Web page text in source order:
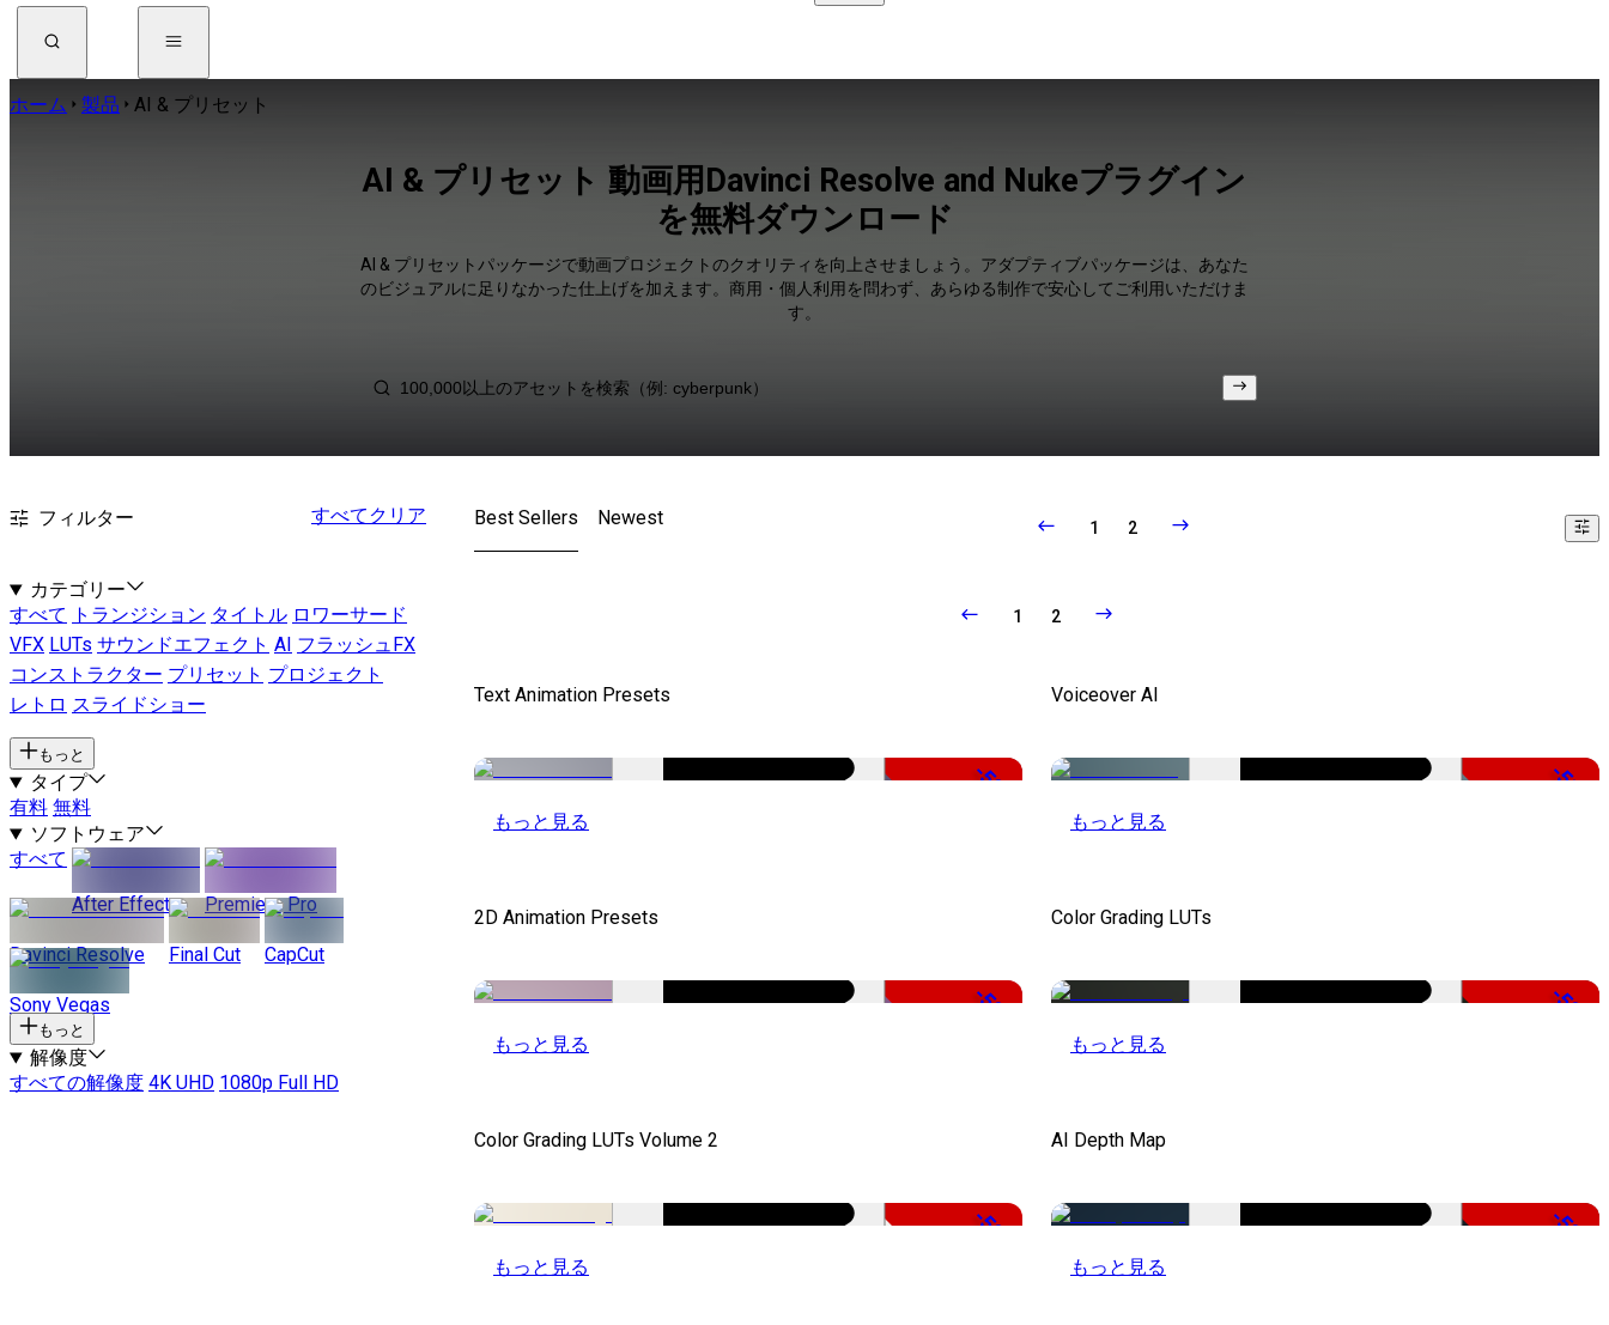
ホーム 製品 AI & プリセット
AI & プリセット 動画用Davinci Resolve and Nukeプラグイン
を無料ダウンロード
AI & プリセットパッケージで動画プロジェクトのクオリティを向上させましょう。アダプティブパッケージは、あなた
のビジュアルに足りなかった仕上げを加えます。商用・個人利用を問わず、あらゆる制作で安心してご利用いただけま
す。
フィルター すべてクリア
カテゴリー
すべて
トランジション タイトル ロワーサード
VFX LUTs サウンドエフェクト AI フラッシュFX
コンストラクター プリセット プロジェクト
レトロ スライドショー
もっと
タイプ
有料 無料
ソフトウェア
すべて
After Effects
Premiere Pro
Davinci Resolve Final Cut CapCut
Sony Vegas
もっと
解像度
すべての解像度 4K UHD 1080p Full HD
Best Sellers Newest 1 2
1 2
Text Animation Presets
-50%
もっと見る
Voiceover AI
-51%
もっと見る
2D Animation Presets
-50%
もっと見る
Color Grading LUTs
-50%
もっと見る
Color Grading LUTs Volume 2
-50%
もっと見る
AI Depth Map
-50%
もっと見る